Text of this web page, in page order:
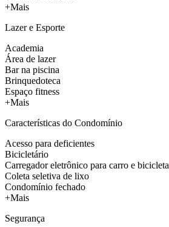
+Mais
Lazer e Esporte
Academia
Área de lazer
Bar na piscina
Brinquedoteca
Espaço fitness
+Mais
Características do Condomínio
Acesso para deficientes
Bicicletário
Carregador eletrônico para carro e bicicleta
Coleta seletiva de lixo
Condomínio fechado
+Mais
Segurança